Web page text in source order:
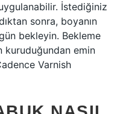
İstediğiniz
sonra, boyanın
bekleyin. Bekleme
kuruduğundan emin
Varnish